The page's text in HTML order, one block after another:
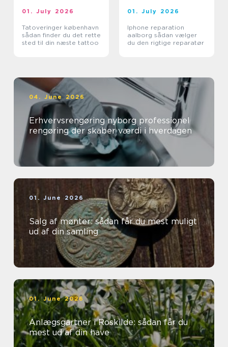
01. July 2026
Tatoveringer københavn
sådan finder du det rette
sted til din næste tattoo
01. July 2026
Iphone reparation
aalborg sådan vælger
du den rigtige reparatør
04. June 2026
Erhvervsrengøring nyborg professionel
rengøring der skaber værdi i hverdagen
01. June 2026
Salg af mønter: sådan får du mest muligt
ud af din samling
01. June 2026
Anlægsgartner i Roskilde: sådan får du
mest ud af din have